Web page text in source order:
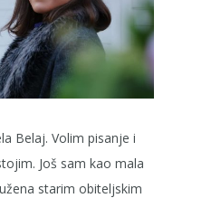
Belaj. Volim pisanje i
Još sam kao mala
starim obiteljskim